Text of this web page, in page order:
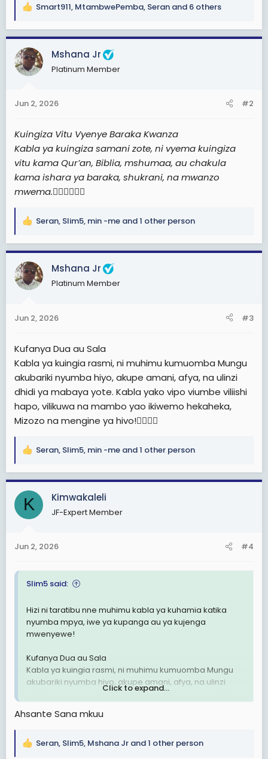
R
a
c
t
i
s
Smart911, MtambwePemba, Seran and 6 others
Mshana Jr
Platinum Member
Jun 2, 2026 #2
Kuingiza Vitu Vyenye Baraka Kwanza
Kabla ya kuingiza samani zote, ni vyema kuingiza
vitu kama Qur’an, Biblia, mshumaa, au chakula
kama ishara ya baraka, shukrani, na mwanzo
mwema.✍🏿💪🏿🙏🏿
R
a
c
t
i
s
Seran, Slim5, min -me and 1 other person
Mshana Jr
Platinum Member
Jun 2, 2026 #3
Kufanya Dua au Sala
Kabla ya kuingia rasmi, ni muhimu kumuomba Mungu
akubariki nyumba hiyo, akupe amani, afya, na ulinzi
dhidi ya mabaya yote. Kabla yako vipo viumbe viliishi
hapo, vilikuwa na mambo yao ikiwemo hekaheka,
Mizozo na mengine ya hivo!👌🏿🙏🏿
R
a
c
i
s
Seran, Slim5, min -me and 1 other person
K Kimwakaleli
JF-Expert Member
Jun 2, 2026 #4
Slim5 said:
Hizi ni taratibu nne muhimu kabla ya kuhamia katika
nyumba mpya, iwe ya kupanga au ya kujenga
mwenyewe!
Kufanya Dua au Sala
Kabla ya kuingia rasmi, ni muhimu kumuomba Mungu
akubariki nyumba hiyo, akupe amani, afya, na ulinzi
dhidi ya mabaya yote. Kabla yako vipo viumbe viliishi
Mizozo na mengine ya hivo!
Kusafisha Nyumba Kimwili na Kiroho
Click to expand...
Ahsante Sana mkuu
R
Seran, Slim5, Mshana Jr and 1 other person